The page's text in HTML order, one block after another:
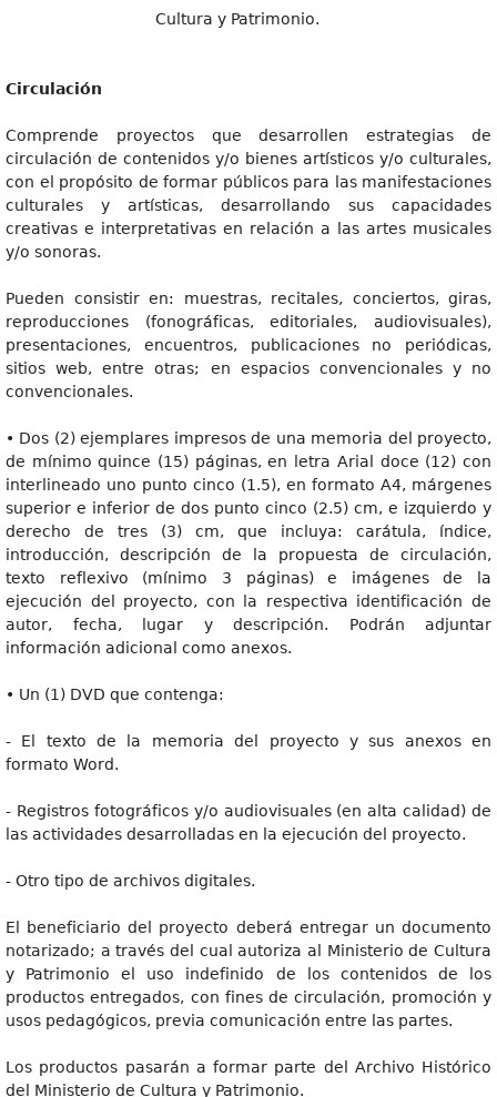
Cultura y Patrimonio.
Circulación
Comprende proyectos que desarrollen estrategias de
circulación de contenidos y/o bienes artísticos y/o culturales,
con el propósito de formar públicos para las manifestaciones
culturales y artísticas, desarrollando sus capacidades
creativas e interpretativas en relación a las artes musicales
y/o sonoras.
Pueden consistir en: muestras, recitales, conciertos, giras,
reproducciones (fonográficas, editoriales, audiovisuales),
presentaciones, encuentros, publicaciones no periódicas,
sitios web, entre otras; en espacios convencionales y no
convencionales.
• Dos (2) ejemplares impresos de una memoria del proyecto,
de mínimo quince (15) páginas, en letra Arial doce (12) con
interlineado uno punto cinco (1.5), en formato A4, márgenes
superior e inferior de dos punto cinco (2.5) cm, e izquierdo y
derecho de tres (3) cm, que incluya: carátula, índice,
introducción, descripción de la propuesta de circulación,
texto reflexivo (mínimo 3 páginas) e imágenes de la
ejecución del proyecto, con la respectiva identificación de
autor, fecha, lugar y descripción. Podrán adjuntar
información adicional como anexos.
• Un (1) DVD que contenga:
- El texto de la memoria del proyecto y sus anexos en
formato Word.
- Registros fotográficos y/o audiovisuales (en alta calidad) de
las actividades desarrolladas en la ejecución del proyecto.
- Otro tipo de archivos digitales.
El beneficiario del proyecto deberá entregar un documento
notarizado; a través del cual autoriza al Ministerio de Cultura
y Patrimonio el uso indefinido de los contenidos de los
productos entregados, con fines de circulación, promoción y
usos pedagógicos, previa comunicación entre las partes.
Los productos pasarán a formar parte del Archivo Histórico
del Ministerio de Cultura y Patrimonio.